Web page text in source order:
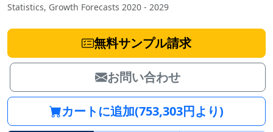
Statistics, Growth Forecasts 2020 - 2029
無料サンプル請求
お問い合わせ
カートに追加(753,303円より)